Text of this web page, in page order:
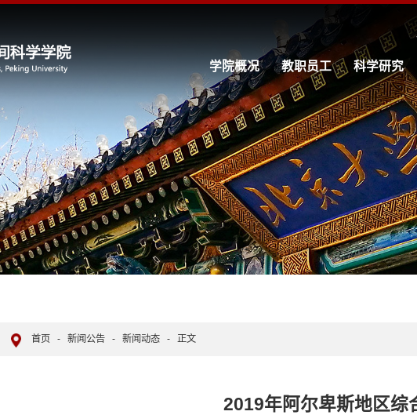
学院概况 教职员工 科学研究
首页 - 新闻公告 - 新闻动态 - 正文
2019年阿尔卑斯地区综